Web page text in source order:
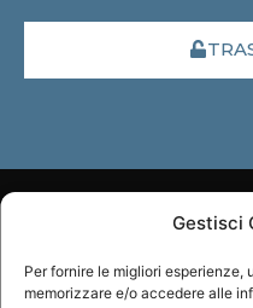
Gestisci
Per fornire le migliori
memorizzare e/o accedere alle
Square Comunicazione